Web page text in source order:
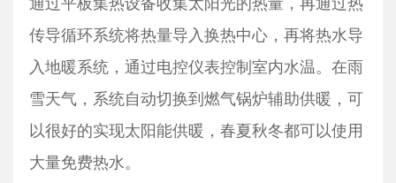
传导循环系统将热量导入换热中心，再将热水导
入地暖系统，通过电控仪表控制室内水温。在雨
雪天气，系统自动切换到燃气锅炉辅助供暖，可
以很好的实现太阳能供暖，春夏秋冬都可以使用
大量免费热水。